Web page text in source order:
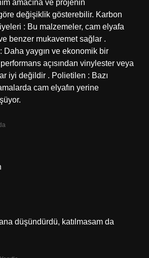
amacına ve projenin
değişiklik gösterebilir. Karbon
: Bu malzemeler, cam elyafa
benzer mukavemet sağlar .
Daha yaygın ve ekonomik bir
açısından vinylester veya
iyi değildir . Polietilen : Bazı
cam elyafın yerine
düşündürdü, katılmasam da